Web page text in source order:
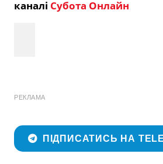
каналі Субота Онлайн
РЕКЛАМА
ПІДПИСАТИСЬ НА